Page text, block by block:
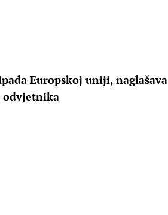
Europskoj uniji, naglašava
odvjetnika